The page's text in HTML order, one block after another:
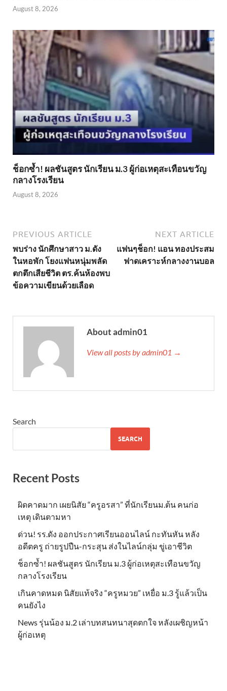
August 8, 2026
ช็อกซ้ำ! ผลชันสูตร นักเรียน ม.3 ผู้ก่อเหตุสะเทือนขวัญ
กลางโรงเรียน
August 8, 2026
PREVIOUS ARTICLE
พบร่าง นักศึกษาสาว ม.ดัง
ในหอพัก โยงแฟนหนุ่มพลัด
ตกตึกเสียชีวิต ตร.ค้นห้องพบ
ข้อความเขียนด้วยเลือด
NEXT ARTICLE
แฟนๆช็อก! แอน ทองประสม
ฟาดเคราะห์กลางงานบอล
About admin01
View all posts by admin01 →
Search
SEARCH
Recent Posts
ผิดคาดมาก เผยนิสัย “ครูอรสา” ที่นักเรียนม.ต้น คนก่อ
เหตุ เดินตามหา
ด่วน! รร.ดัง ออกประกาศเรียนออนไลน์ กะทันหัน หลัง
อดีตครู ถ่ายรูปปืน-กระสุน ส่งในไลน์กลุ่ม ขู่เอาชีวิต
ช็อกซ้ำ! ผลชันสูตร นักเรียน ม.3 ผู้ก่อเหตุสะเทือนขวัญ
กลางโรงเรียน
เกินคาดหมด นิสัยแท้จริง “ครูหมวย” เหยื่อ ม.3 รู้แล้วเป็น
คนยังไง
News รุ่นน้อง ม.2 เล่าบทสนทนาสุดตกใจ หลังเผชิญหน้า
ผู้ก่อเหตุ